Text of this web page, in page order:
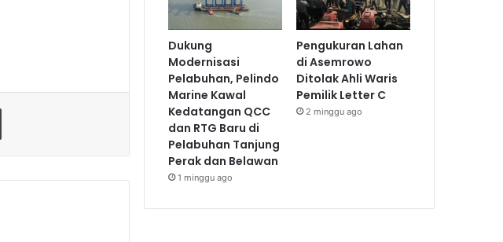
Dukung
Modernisasi
Pelabuhan, Pelindo
Marine Kawal
Kedatangan QCC
dan RTG Baru di
Pelabuhan Tanjung
Perak dan Belawan
1 minggu ago
Pengukuran Lahan
di Asemrowo
Ditolak Ahli Waris
Pemilik Letter C
2 minggu ago